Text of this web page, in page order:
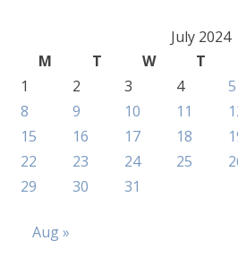
July 2024
M
T W T
1
2 3 4 5
8
9 10 11
15
16 17 18
22
23 24 25
29
30 31
Aug »